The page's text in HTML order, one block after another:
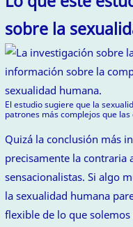
sobre la
El estudio sugiere que la
patrones más complejos que
Quizá la conclusión más
precisamente la contraria
sensacionalistas. Si algo
la sexualidad humana
flexible de lo que